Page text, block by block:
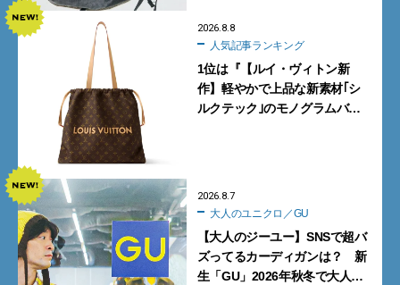
2026.8.8
人気記事ランキング
1位は『【ルイ・ヴィトン新
作】軽やかで上品な新素材｢シ
ルクテック｣のモノグラムバッ
2026.8.7
大人のユニクロ／GU
【大人のジーユー】SNSで超バ
ズってるカーディガンは？ 新
生「GU」2026年秋冬で大人メ